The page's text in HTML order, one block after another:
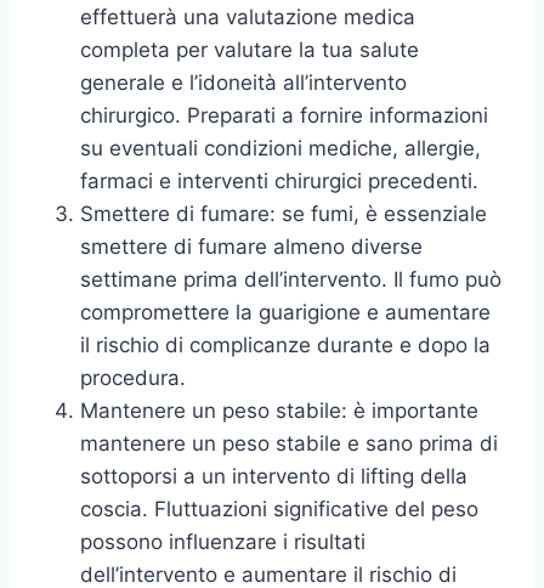
effettuerà una valutazione medica
completa per valutare la tua salute
generale e l’idoneità all’intervento
chirurgico. Preparati a fornire informazioni
su eventuali condizioni mediche, allergie,
farmaci e interventi chirurgici precedenti.
Smettere di fumare: se fumi, è essenziale
smettere di fumare almeno diverse
settimane prima dell’intervento. Il fumo può
compromettere la guarigione e aumentare
il rischio di complicanze durante e dopo la
procedura.
Mantenere un peso stabile: è importante
mantenere un peso stabile e sano prima di
sottoporsi a un intervento di lifting della
coscia. Fluttuazioni significative del peso
possono influenzare i risultati
dell’intervento e aumentare il rischio di